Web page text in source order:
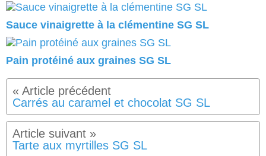
Sauce vinaigrette à la clémentine SG SL
Pain protéiné aux graines SG SL
Carrés au caramel et chocolat SG SL
Tarte aux myrtilles SG SL